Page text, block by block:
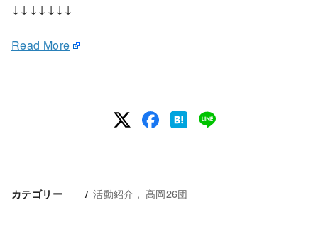
↓↓↓↓↓↓↓
Read More
カテゴリー 活動紹介 高岡26団